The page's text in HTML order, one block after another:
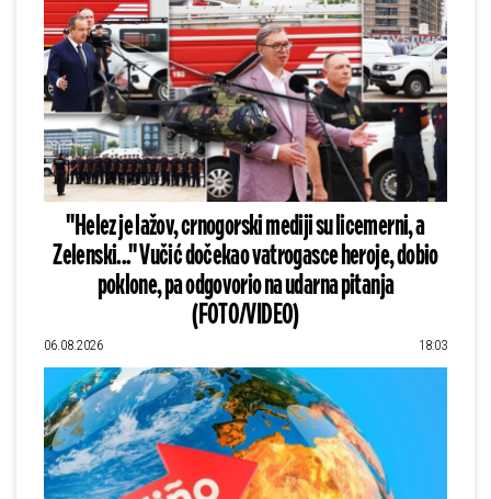
"Helez je lažov, crnogorski mediji su licemerni, a
Zelenski..." Vučić dočekao vatrogasce heroje, dobio
poklone, pa odgovorio na udarna pitanja
(FOTO/VIDEO)
06.08.2026 18:03